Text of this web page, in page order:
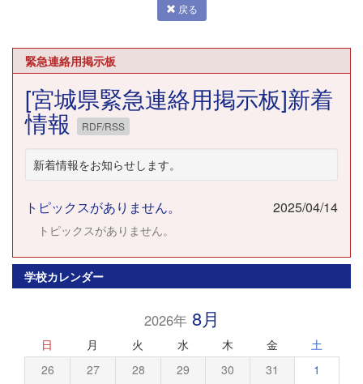
戻る
緊急連絡用掲示板
[宮城県緊急連絡用掲示板]新着
情報 RDF/RSS
新着情報をお知らせします。
トピックスがありません。 2025/04/14
トピックスがありません。
学校カレンダー
2026年8月
日 月 火 水 木 金 土
26 27 28 29 30 31 1